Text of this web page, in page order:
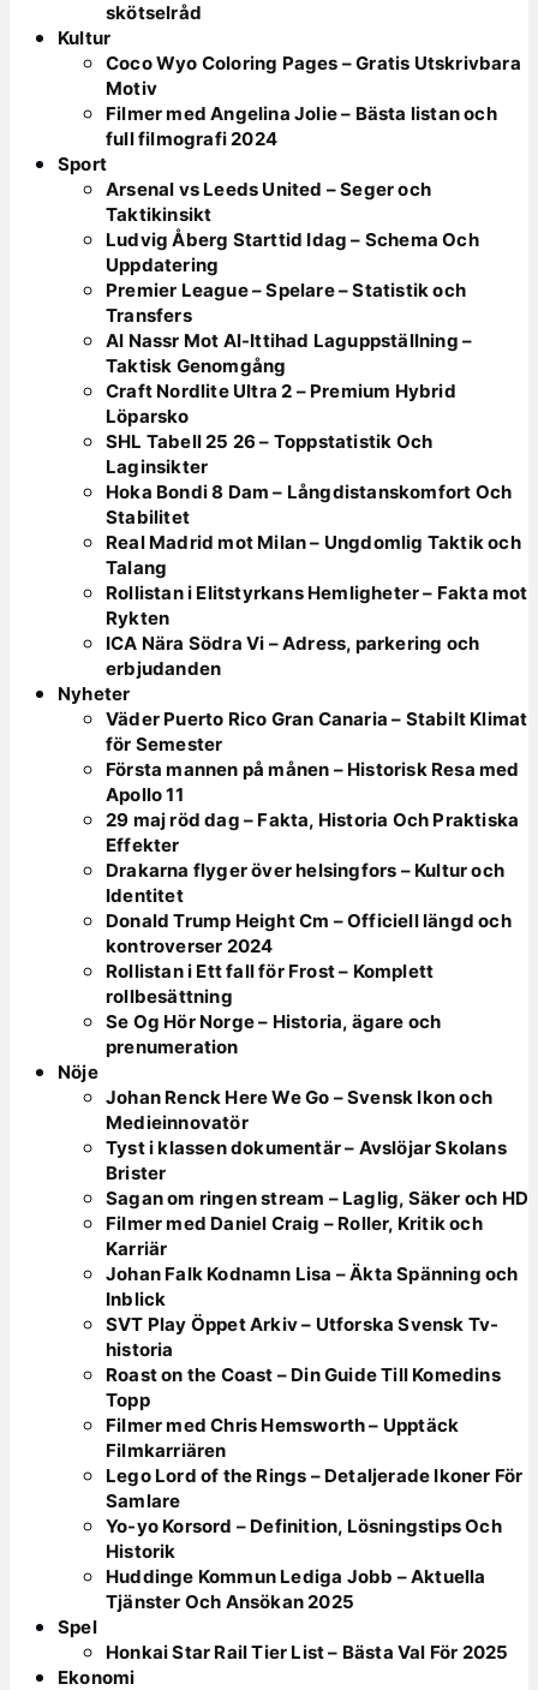
skötselråd
Kultur
Coco Wyo Coloring Pages – Gratis Utskrivbara
Motiv
Filmer med Angelina Jolie – Bästa listan och
full filmografi 2024
Sport
Arsenal vs Leeds United – Seger och
Taktikinsikt
Ludvig Åberg Starttid Idag – Schema Och
Uppdatering
Premier League – Spelare – Statistik och
Transfers
Al Nassr Mot Al-Ittihad Laguppställning –
Taktisk Genomgång
Craft Nordlite Ultra 2 – Premium Hybrid
Löparsko
SHL Tabell 25 26 – Toppstatistik Och
Laginsikter
Hoka Bondi 8 Dam – Långdistanskomfort Och
Stabilitet
Real Madrid mot Milan – Ungdomlig Taktik och
Talang
Rollistan i Elitstyrkans Hemligheter – Fakta mot
Rykten
ICA Nära Södra Vi – Adress, parkering och
erbjudanden
Nyheter
Väder Puerto Rico Gran Canaria – Stabilt Klimat
för Semester
Första mannen på månen – Historisk Resa med
Apollo 11
29 maj röd dag – Fakta, Historia Och Praktiska
Effekter
Drakarna flyger över helsingfors – Kultur och
Identitet
Donald Trump Height Cm – Officiell längd och
kontroverser 2024
Rollistan i Ett fall för Frost – Komplett
rollbesättning
Se Og Hör Norge – Historia, ägare och
prenumeration
Nöje
Johan Renck Here We Go – Svensk Ikon och
Medieinnovatör
Tyst i klassen dokumentär – Avslöjar Skolans
Brister
Sagan om ringen stream – Laglig, Säker och HD
Filmer med Daniel Craig – Roller, Kritik och
Karriär
Johan Falk Kodnamn Lisa – Äkta Spänning och
Inblick
SVT Play Öppet Arkiv – Utforska Svensk Tv-
historia
Roast on the Coast – Din Guide Till Komedins
Topp
Filmer med Chris Hemsworth – Upptäck
Filmkarriären
Lego Lord of the Rings – Detaljerade Ikoner För
Samlare
Yo-yo Korsord – Definition, Lösningstips Och
Historik
Huddinge Kommun Lediga Jobb – Aktuella
Tjänster Och Ansökan 2025
Spel
Honkai Star Rail Tier List – Bästa Val För 2025
Ekonomi